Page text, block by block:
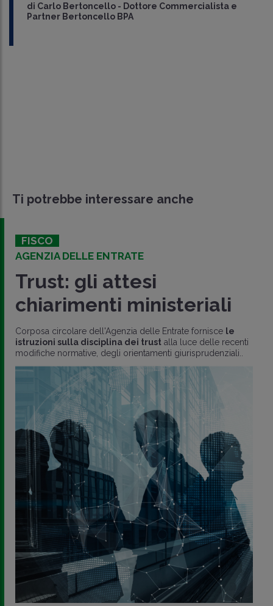
di Carlo Bertoncello - Dottore Commercialista e
Partner Bertoncello BPA
Ti potrebbe interessare anche
FISCO
AGENZIA DELLE ENTRATE
Trust: gli attesi
chiarimenti ministeriali
Corposa circolare dell'Agenzia delle Entrate fornisce le
istruzioni sulla disciplina dei trust alla luce delle recenti
modifiche normative, degli orientamenti giurisprudenziali..